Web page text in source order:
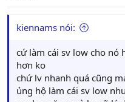
kiennams nói:
cứ làm cái sv low cho nó
hơn ko
chứ lv nhanh quá cũng
ủng hộ làm cái sv low